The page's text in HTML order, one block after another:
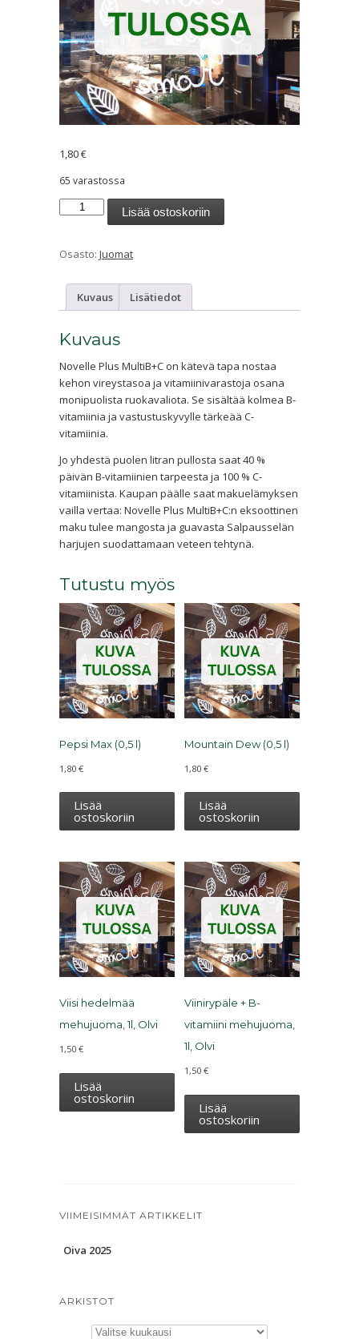
1,80€
65 varastossa
Novelle
B+C
määrä
Lisää ostoskoriin
Osasto: Juomat
Kuvaus Lisätiedot
Kuvaus
Novelle Plus MultiB+C on kätevä tapa nostaa
kehon vireystasoa ja vitamiinivarastoja osana
monipuolista ruokavaliota. Se sisältää kolmea B-
vitamiinia ja vastustuskyvylle tärkeää C-
vitamiinia.
Jo yhdestä puolen litran pullosta saat 40 %
päivän B-vitamiinien tarpeesta ja 100 % C-
vitamiinista. Kaupan päälle saat makuelämyksen
vailla vertaa: Novelle Plus MultiB+C:n eksoottinen
maku tulee mangosta ja guavasta Salpausselän
harjujen suodattamaan veteen tehtynä.
Tutustu myös
Pepsi Max (0,5 l)
1,80 €
Lisää
ostoskoriin
Mountain Dew (0,5 l)
1,80 €
Lisää
ostoskoriin
Viisi hedelmää
mehujuoma, 1l, Olvi
1,50 €
Lisää
ostoskoriin
Viinirypäle + B-
vitamiini mehujuoma,
1l, Olvi
1,50 €
Lisää
ostoskoriin
VIIMEISIMMÄT ARTIKKELIT
Oiva 2025
ARKISTOT
Arkistot